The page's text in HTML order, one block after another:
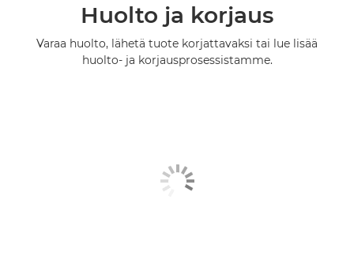
Huolto ja korjaus
Varaa huolto, lähetä tuote korjattavaksi tai lue lisää
huolto- ja korjausprosessistamme.